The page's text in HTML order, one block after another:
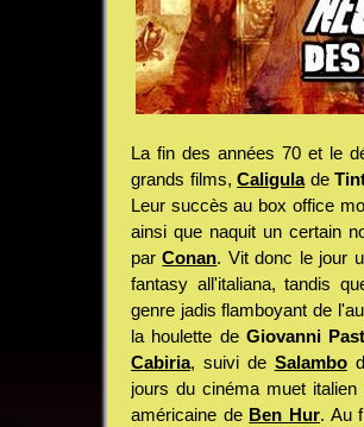
La fin des années 70 et le
grands films,Caligulade
Leur succès au box office
ainsi que naquit un certain
parConan. Vit donc le jour
fantasy all'italiana, tandis
genre jadis flamboyant de
la houlette de Giovanni
Cabiria, suivi de Salambo
jours du cinéma muet
américaine de Ben Hur. Au